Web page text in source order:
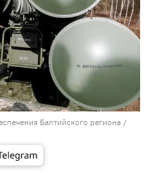
Балтийского региона /